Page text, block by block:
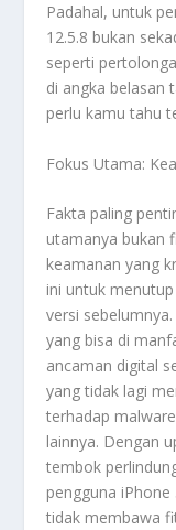
Padahal, untuk
12.5.8 bukan
seperti
di angka belasan
perlu kamu tahu
Fokus Utama:
Fakta paling
utamanya bukan
keamanan yang
ini untuk
versi
yang bisa di
ancaman digital
yang tidak lagi
terhadap
lainnya. Dengan
tembok
pengguna
tidak membawa